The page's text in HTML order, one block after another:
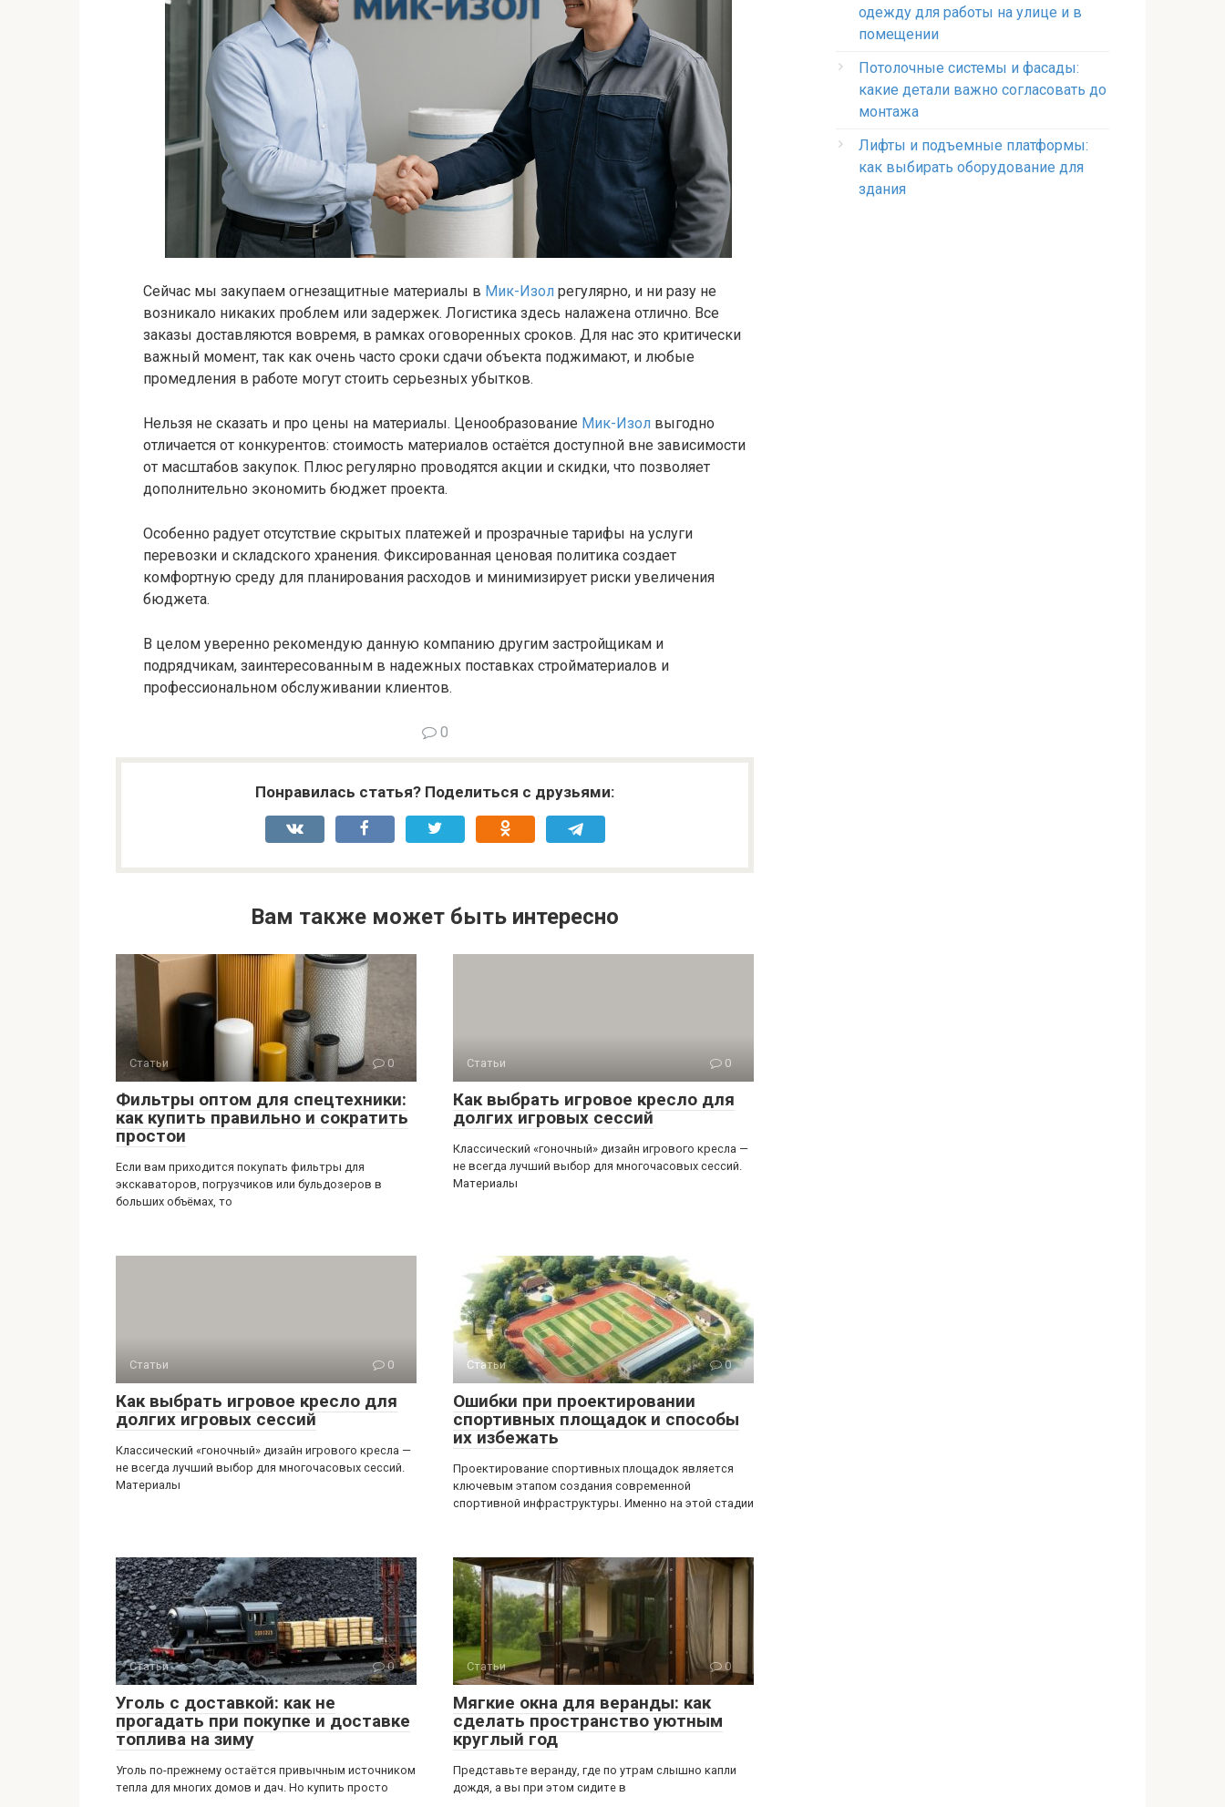
Сейчас мы закупаем огнезащитные материалы в Мик-Изол регулярно, и ни разу не
возникало никаких проблем или задержек. Логистика здесь налажена отлично. Все
заказы доставляются вовремя, в рамках оговоренных сроков. Для нас это критически
важный момент, так как очень часто сроки сдачи объекта поджимают, и любые
промедления в работе могут стоить серьезных убытков.
Нельзя не сказать и про цены на материалы. Ценообразование Мик-Изол выгодно
отличается от конкурентов: стоимость материалов остаётся доступной вне зависимости
от масштабов закупок. Плюс регулярно проводятся акции и скидки, что позволяет
дополнительно экономить бюджет проекта.
Особенно радует отсутствие скрытых платежей и прозрачные тарифы на услуги
перевозки и складского хранения. Фиксированная ценовая политика создает
комфортную среду для планирования расходов и минимизирует риски увеличения
бюджета.
В целом уверенно рекомендую данную компанию другим застройщикам и
подрядчикам, заинтересованным в надежных поставках стройматериалов и
профессиональном обслуживании клиентов.
0
Понравилась статья? Поделиться с друзьями:
Вам также может быть интересно
Статьи 0
Фильтры оптом для спецтехники:
как купить правильно и сократить
простои
Если вам приходится покупать фильтры для
экскаваторов, погрузчиков или бульдозеров в
больших объёмах, то
Статьи 0
Как выбрать игровое кресло для
долгих игровых сессий
Классический «гоночный» дизайн игрового кресла —
не всегда лучший выбор для многочасовых сессий.
Материалы
Статьи 0
Как выбрать игровое кресло для
долгих игровых сессий
Классический «гоночный» дизайн игрового кресла —
не всегда лучший выбор для многочасовых сессий.
Материалы
Статьи 0
Ошибки при проектировании
спортивных площадок и способы
их избежать
Проектирование спортивных площадок является
ключевым этапом создания современной
спортивной инфраструктуры. Именно на этой стадии
Статьи 0
Уголь с доставкой: как не
прогадать при покупке и доставке
топлива на зиму
Уголь по-прежнему остаётся привычным источником
тепла для многих домов и дач. Но купить просто
Статьи 0
Мягкие окна для веранды: как
сделать пространство уютным
круглый год
Представьте веранду, где по утрам слышно капли
дождя, а вы при этом сидите в
одежду для работы на улице и в
помещении
Потолочные системы и фасады:
какие детали важно согласовать до
монтажа
Лифты и подъемные платформы:
как выбирать оборудование для
здания